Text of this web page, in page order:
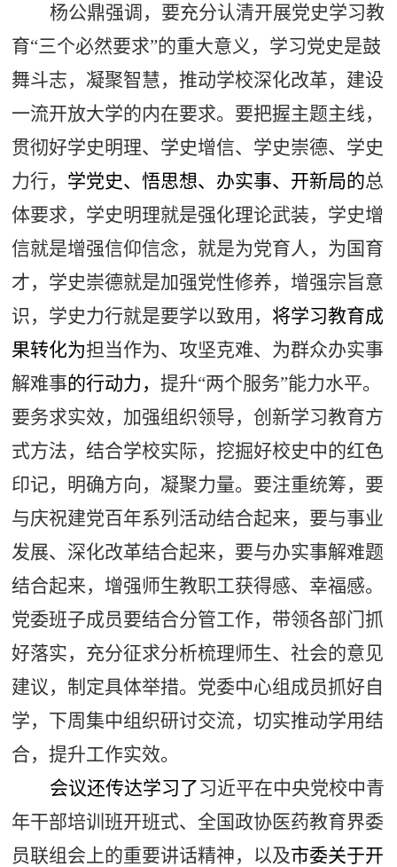
杨公鼎强调， 要充分认清开展党史学习教
育“三个必然要求”的重大意义，学习党史是鼓
舞斗志，凝聚智慧，推动学校深化改革，建设
一流开放大学的内在要求。要把握主题主线，
贯彻好学史明理、学史增信、学史崇德、学史
力行， 学党史、悟思想、办实事、开新局的总
体要求，学史明理就是强化理论武装，学史增
信就是增强信仰信念，就是为党育人，为国育
才，学史崇德就是加强党性修养，增强宗旨意
识，学史力行就是要学以致用， 将学习教育成
果转化为担当作为、攻坚克难、为群众办实事
解难事的行动力，提升“两个服务”能力水平。
要务求实效，加强组织领导，创新学习教育方
式方法，结合学校实际，挖掘好校史中的红色
印记，明确方向，凝聚力量。要注重统筹，要
与庆祝建党百年系列活动结合起来，要与事业
发展、深化改革结合起来，要与办实事解难题
结合起来，增强师生教职工获得感、幸福感。
党委班子成员要结合分管工作，带领各部门抓
好落实，充分征求分析梳理师生、社会的意见
建议，制定具体举措。党委中心组成员抓好自
学，下周集中组织研讨交流，切实推动学用结
合，提升工作实效。
会议还传达学习了习近平在中央党校中青
年干部培训班开班式、全国政协医药教育界委
员联组会上的重要讲话精神，以及市委关于开